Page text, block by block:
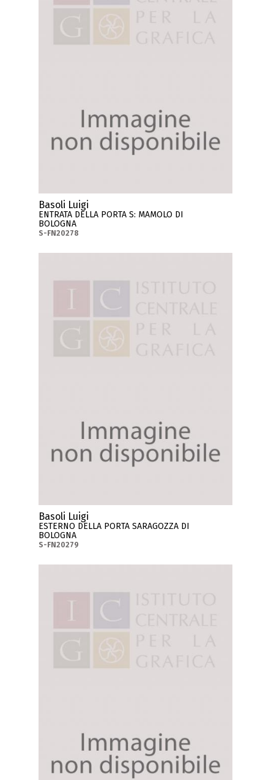
Basoli Luigi
ENTRATA DELLA PORTA S: MAMOLO DI
BOLOGNA
S-FN20278
Basoli Luigi
ESTERNO DELLA PORTA SARAGOZZA DI
BOLOGNA
S-FN20279